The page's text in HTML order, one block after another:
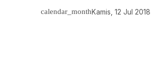
calendar_monthKamis, 12 Jul 2018